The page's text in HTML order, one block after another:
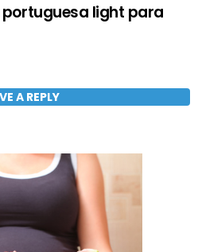
light para
A REPLY